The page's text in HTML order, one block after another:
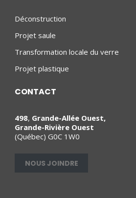
Déconstruction
Projet saule
Transformation locale du verre
Projet plastique
CONTACT
498, Grande-Allée Ouest,
Grande-Rivière Ouest
(Québec) G0C 1W0
NOUS JOINDRE